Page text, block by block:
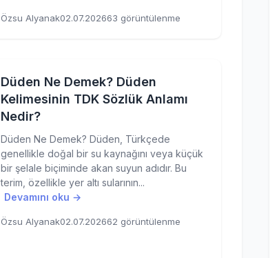
Özsu Alyanak02.07.202663 görüntülenme
Düden Ne Demek? Düden
Kelimesinin TDK Sözlük Anlamı
Nedir?
Düden Ne Demek? Düden, Türkçede
genellikle doğal bir su kaynağını veya küçük
bir şelale biçiminde akan suyun adıdır. Bu
terim, özellikle yer altı sularının...
Devamını oku →
Özsu Alyanak02.07.202662 görüntülenme